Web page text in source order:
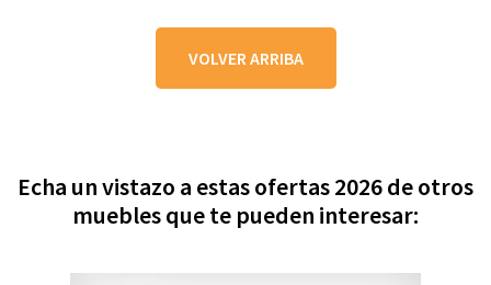
VOLVER ARRIBA
Echa un vistazo a estas ofertas 2026 de otros
muebles que te pueden interesar: